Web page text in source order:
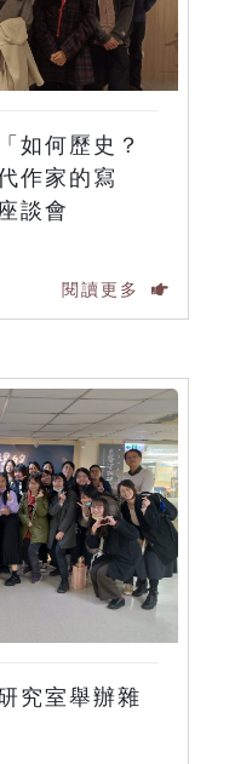
如何歷史？
作家的寫
談會
閱讀更多
究室舉辦雜